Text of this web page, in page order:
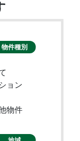
ョン
物件